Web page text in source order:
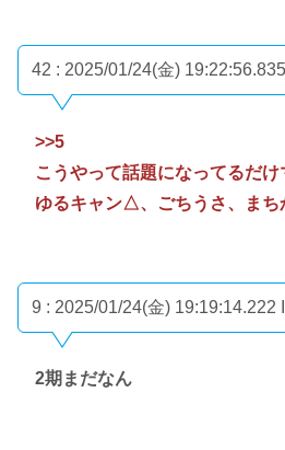
42 : 2025/01/24(金) 19:22:56.835
>>5
こうやって話題になってるだけ
ゆるキャン△、ごちうさ、まち
9 : 2025/01/24(金) 19:19:14.222
2期まだなん